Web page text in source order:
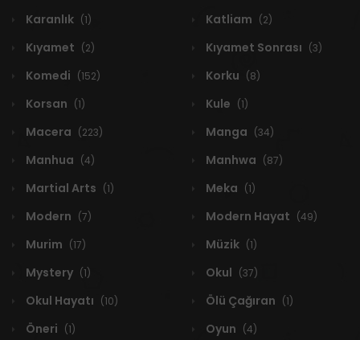
Karanlık (1) Katliam (2)
Kıyamet (2) Kıyamet Sonrası (3)
Komedi (152) Korku (8)
Korsan (1) Kule (1)
Macera (223) Manga (34)
Manhua (4) Manhwa (87)
Martial Arts (1) Meka (1)
Modern (7) Modern Hayat (49)
Murim (17) Müzik (1)
Mystery (1) Okul (37)
Okul Hayatı (10) Ölü Çağıran (1)
Öneri (1) Oyun (4)